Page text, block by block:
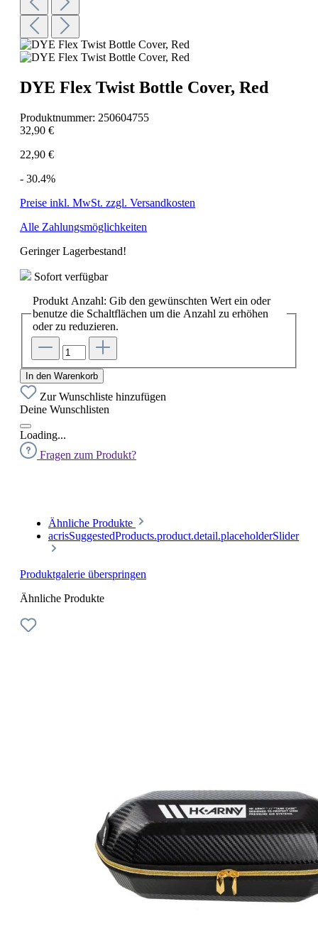
DYE Flex Twist Bottle Cover, Red
Produktnummer: 250604755
32,90 €
22,90 €
- 30.4%
Preise inkl. MwSt. zzgl. Versandkosten
Alle Zahlungsmöglichkeiten
Geringer Lagerbestand!
Sofort verfügbar
Produkt Anzahl: Gib den gewünschten Wert ein oder
benutze die Schaltflächen um die Anzahl zu erhöhen
oder zu reduzieren.
In den Warenkorb
Zur Wunschliste hinzufügen
Deine Wunschlisten
Loading...
Fragen zum Produkt?
Ähnliche Produkte
acrisSuggestedProducts.product.detail.placeholderSlider
Produktgalerie überspringen
Ähnliche Produkte